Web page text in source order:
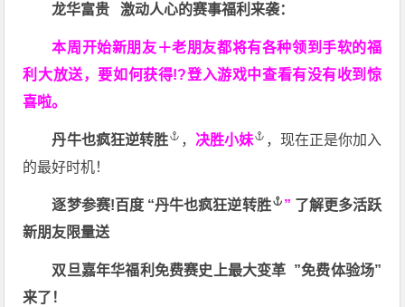
龙华富贵 激动人心的赛事福利来袭：
本周开始新朋友＋老朋友都将有各种领到手软的福
利大放送，要如何获得!?登入游戏中查看有没有收到惊
喜啦。
丹牛也疯狂逆转胜 ， 决胜小妹
，现在正是你加入
的最好时机！
逐梦参赛!百度 “丹牛也疯狂逆转胜 ” 了解更多活跃
新朋友限量送
双旦嘉年华福利 免费赛史上最大变革 ”免费体验场”
来了！